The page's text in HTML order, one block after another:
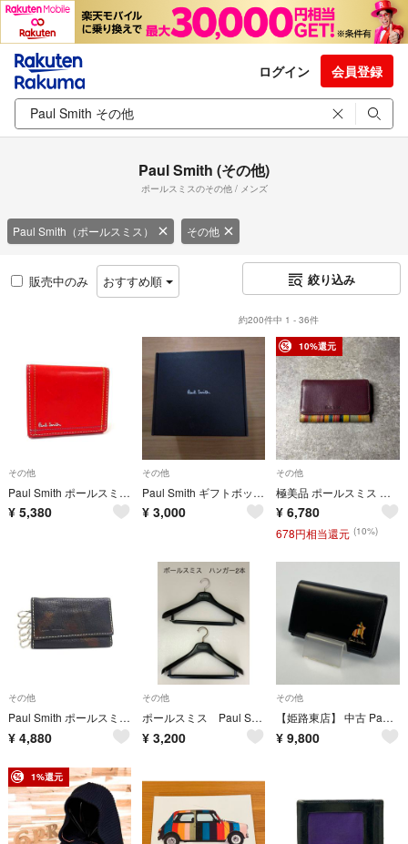
ログイン 会員登録
Paul Smith (その他)
ポールスミスのその他 / メンズ
Paul Smith（ポールスミス） その他
販売中のみ おすすめ順 絞り込み
約200件中 1 - 36件
その他
Paul Smith ポールスミス レザー コインケース コインパース 小銭入れ レディース メンズ レッド系 DP5032
¥ 5,380
その他
Paul Smith ギフトボックス 空箱
¥ 3,000
10%還元
その他
極美品 ポールスミス 名刺入れ カードケース レザー マルチストライプ ボルドー
¥ 6,780
678円相当還元 (10%)
その他
Paul Smith ポールスミス レザー 6連 キーケース 鍵入れ メンズ レディース ブラック系 DP4848
¥ 4,880
その他
ポールスミス Paul Smith 純正ハンガー ハンガー2本セット スーツハンガー ズボン掛付ハンガー ブランドハンガー
¥ 3,200
その他
【姫路東店】 中古 Paul Smith | ポール・スミス カードケース マーケトリー ブライトストライプ ラビット 873734 P162 ブラック 【124】
¥ 9,800
1%還元